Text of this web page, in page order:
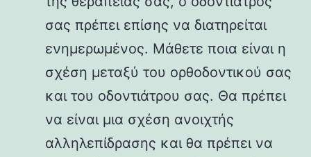
σας πρέπει επίσης να διατηρείται
ενημερωμένος. Μάθετε ποια είναι η
σχέση μεταξύ του ορθοδοντικού σας
και του οδοντιάτρου σας. Θα πρέπει
να είναι μια σχέση ανοιχτής
αλληλεπίδρασης και θα πρέπει να